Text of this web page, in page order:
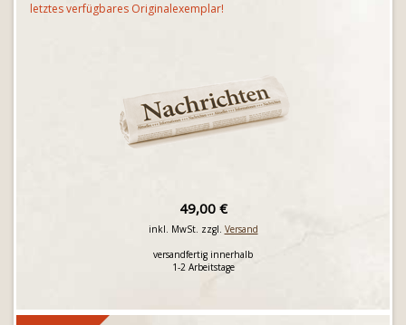
letztes verfügbares Originalexemplar!
49,00 €
inkl. MwSt. zzgl. Versand
versandfertig innerhalb
1-2 Arbeitstage